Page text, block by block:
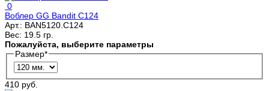
0
Воблер GG Bandit C124
Арт.: BAN5120.C124
Вес: 19.5 гр.
Пожалуйста, выберите параметры
Размер*
410 руб.